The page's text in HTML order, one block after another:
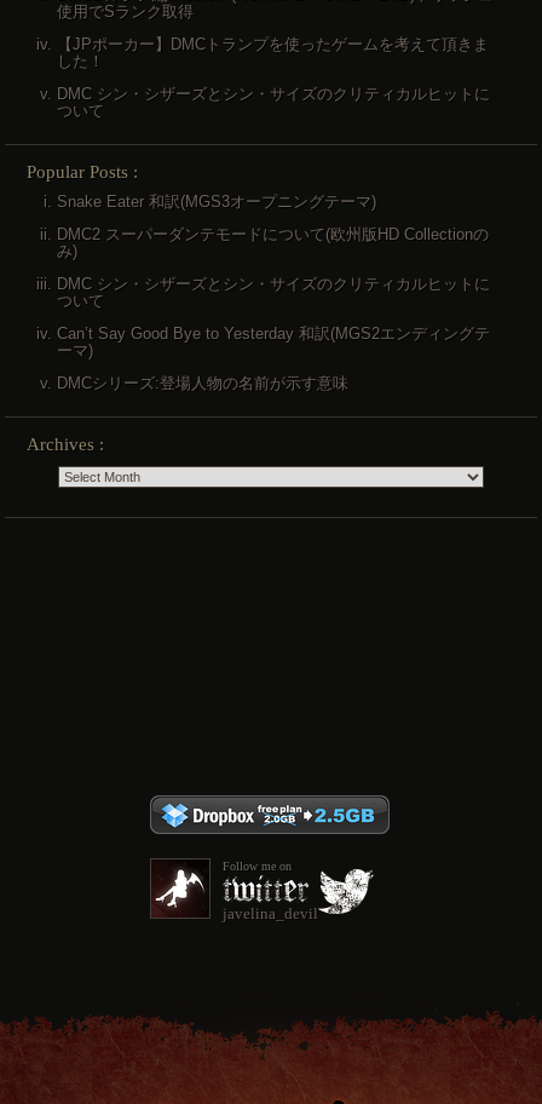
使用でSランク取得
【JPポーカー】DMCトランプを使ったゲームを考えて頂きま
した！
DMC シン・シザーズとシン・サイズのクリティカルヒットに
ついて
Popular Posts :
Snake Eater 和訳(MGS3オープニングテーマ)
DMC2 スーパーダンテモードについて(欧州版HD Collectionの
み)
DMC シン・シザーズとシン・サイズのクリティカルヒットに
ついて
Can’t Say Good Bye to Yesterday 和訳(MGS2エンディングテ
ーマ)
DMCシリーズ:登場人物の名前が示す意味
Archives :
Follow me on
javelina_devil